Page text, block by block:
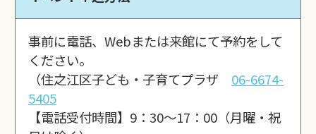
事前に電話、Webまたは来館にて予約をして
ください。
（住之江区子ども・子育てプラザ 06-6674-
5405
【電話受付時間】9：30～17：00（月曜・祝